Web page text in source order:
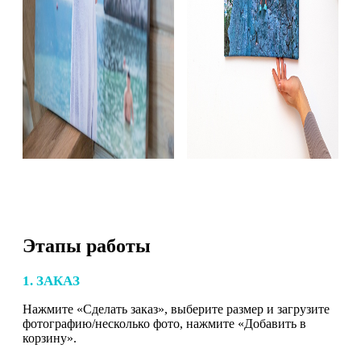
Этапы работы
1. ЗАКАЗ
Нажмите «Сделать заказ», выберите размер и загрузите
фотографию/несколько фото, нажмите «Добавить в
корзину».